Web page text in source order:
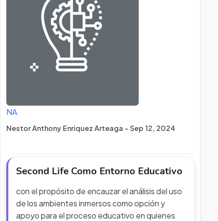
NA
Nestor Anthony Enriquez Arteaga - Sep 12, 2024
Second Life Como Entorno Educativo
con el propósito de encauzar el análisis del uso
de los ambientes inmersos como opción y
apoyo para el proceso educativo en quienes